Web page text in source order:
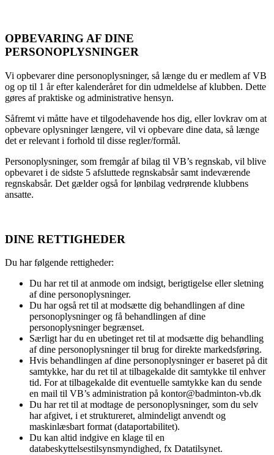
OPBEVARING AF DINE
PERSONOPLYSNINGER
Vi opbevarer dine personoplysninger, så længe du er medlem af VB
og op til 1 år efter kalenderåret for din udmeldelse af klubben. Dette
gøres af praktiske og administrative hensyn.
Såfremt vi måtte have et tilgodehavende hos dig, eller lovkrav om at
opbevare oplysninger længere, vil vi opbevare dine data, så længe
det er relevant i forhold til disse regler/formål.
Personoplysninger, som fremgår af bilag til VB’s regnskab, vil blive
opbevaret i de sidste 5 afsluttede regnskabsår samt indeværende
regnskabsår. Det gælder også for lønbilag vedrørende klubbens
ansatte.
DINE RETTIGHEDER
Du har følgende rettigheder:
Du har ret til at anmode om indsigt, berigtigelse eller sletning
af dine personoplysninger.
Du har også ret til at modsætte dig behandlingen af dine
personoplysninger og få behandlingen af dine
personoplysninger begrænset.
Særligt har du en ubetinget ret til at modsætte dig behandling
af dine personoplysninger til brug for direkte markedsføring.
Hvis behandlingen af dine personoplysninger er baseret på dit
samtykke, har du ret til at tilbagekalde dit samtykke til enhver
tid. For at tilbagekalde dit eventuelle samtykke kan du sende
en mail til VB’s administration på kontor@badminton-vb.dk
Du har ret til at modtage de personoplysninger, som du selv
har afgivet, i et struktureret, almindeligt anvendt og
maskinlæsbart format (dataportabilitet).
Du kan altid indgive en klage til en
databeskyttelsestilsynsmyndighed, fx Datatilsynet.